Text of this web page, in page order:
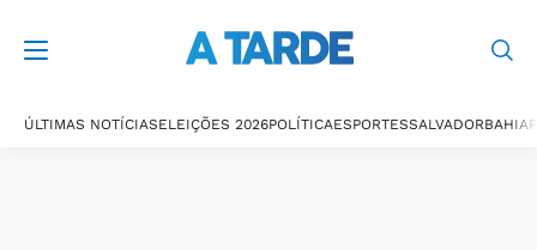
ÚLTIMAS NOTÍCIASELEIÇÕES 2026POLÍTICAESPORTESSALVADORBAHIA